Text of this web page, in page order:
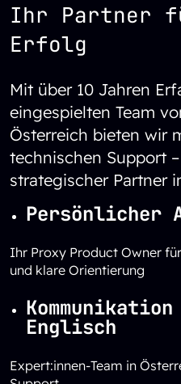
Ihr Partner
Erfolg
Mit über 10 Jahren
eingespielten Team
Österreich bieten wir
technischen Support
strategischer Partner
Persönlicher
Ihr Proxy Product Owner
und klare Orientierung
Englisch
Expert:innen-Team in